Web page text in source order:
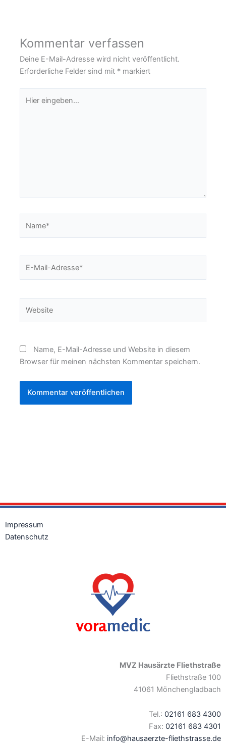
Kommentar verfassen
Deine E-Mail-Adresse wird nicht veröffentlicht.
Erforderliche Felder sind mit * markiert
eingeben…
Name, E-Mail-Adresse und Website in diesem
Browser für meinen nächsten Kommentar speichern.
Impressum
Datenschutz
MVZ Hausärzte Fliethstraße
Fliethstraße 100
41061 Mönchengladbach
Tel.: 02161 683 4300
Fax: 02161 683 4301
E-Mail: info@hausaerzte-fliethstrasse.de